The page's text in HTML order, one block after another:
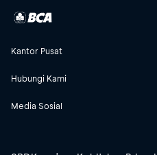
Kantor Pusat
Hubungi Kami
Media Sosial